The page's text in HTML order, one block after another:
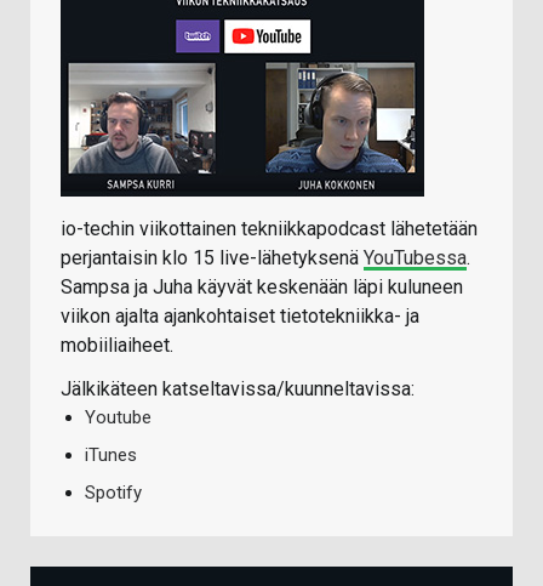
io-techin viikottainen tekniikkapodcast lähetetään
perjantaisin klo 15 live-lähetyksenä YouTubessa.
Sampsa ja Juha käyvät keskenään läpi kuluneen
viikon ajalta ajankohtaiset tietotekniikka- ja
mobiiliaiheet.
Jälkikäteen katseltavissa/kuunneltavissa:
Youtube
iTunes
Spotify